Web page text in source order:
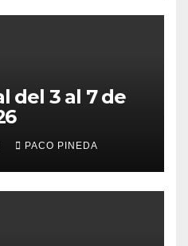
del 3 al 7 de
PACO PINEDA